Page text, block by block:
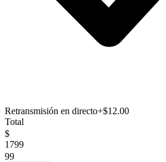
Retransmisión en directo+$12.00
Total
$
1799
99